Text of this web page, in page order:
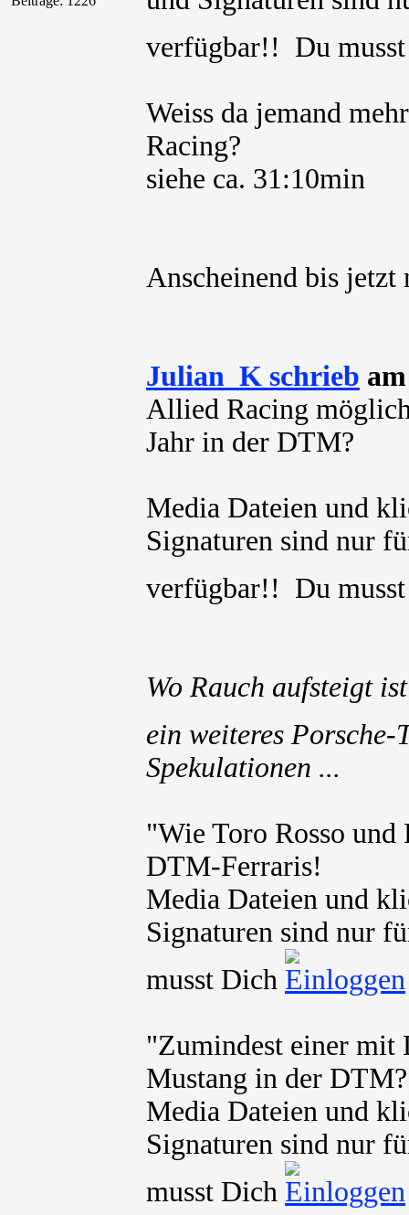
verfügbar!! Du
Weiss da jemand
Racing?
siehe ca. 31:10min
Anscheinend bis jetzt
Julian_K schrieb
Allied Racing
Jahr in der DTM?
Media Dateien und
Signaturen sind nur
verfügbar!! Du
Wo Rauch aufsteigt
ein weiteres
Spekulationen ...
"Wie Toro Rosso
DTM-Ferraris!
Media Dateien und
Signaturen sind nur
musst Dich
"Zumindest einer mit
Mustang in der DTM?
Media Dateien und
Signaturen sind nur
musst Dich